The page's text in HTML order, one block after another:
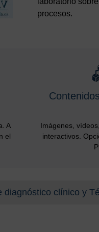
procesos.
A
el
Imágenes,
interactivos.
clínico y